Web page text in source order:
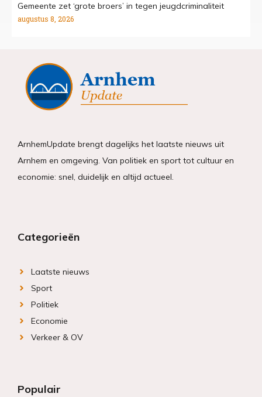
Gemeente zet ‘grote broers’ in tegen jeugdcriminaliteit
augustus 8, 2026
ArnhemUpdate brengt dagelijks het laatste nieuws uit
Arnhem en omgeving. Van politiek en sport tot cultuur en
economie: snel, duidelijk en altijd actueel.
Categorieën
Laatste nieuws
Sport
Politiek
Economie
Verkeer & OV
Populair